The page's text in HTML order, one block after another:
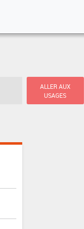
ALLER AUX
USAGES